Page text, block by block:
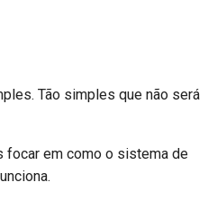
e
Tão simples que não será
em como o sistema de